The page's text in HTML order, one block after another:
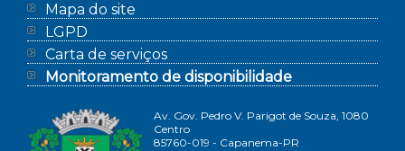
Mapa do site
LGPD
Carta de serviços
Monitoramento de disponibilidade
Av. Gov. Pedro V. Parigot de Souza, 1080
Centro
85760-019 - Capanema-PR